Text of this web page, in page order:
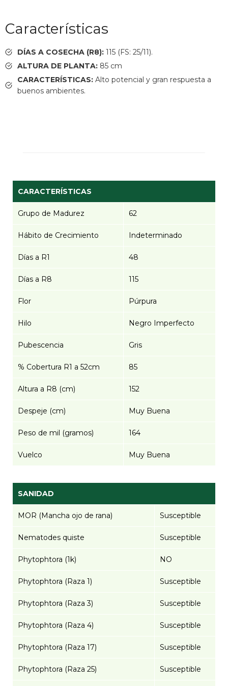
Características
DÍAS A COSECHA (R8): 115 (FS: 25/11).
ALTURA DE PLANTA: 85 cm
CARACTERÍSTICAS: Alto potencial y gran respuesta a
buenos ambientes.
CARACTERÍSTICAS
Grupo de Madurez 62
Hábito de Crecimiento Indeterminado
Días a R1 48
Días a R8 115
Flor Púrpura
Hilo Negro Imperfecto
Pubescencia Gris
% Cobertura R1 a 52cm 85
Altura a R8 (cm) 152
Despeje (cm) Muy Buena
Peso de mil (gramos) 164
Vuelco Muy Buena
SANIDAD
MOR (Mancha ojo de rana) Susceptible
Nematodes quiste Susceptible
Phytophtora (1k) NO
Phytophtora (Raza 1) Susceptible
Phytophtora (Raza 3) Susceptible
Phytophtora (Raza 4) Susceptible
Phytophtora (Raza 17) Susceptible
Phytophtora (Raza 25) Susceptible